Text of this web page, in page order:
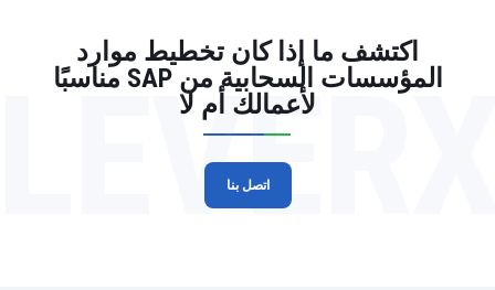
اكتشف ما إذا كان تخطيط موارد
المؤسسات السحابية من SAP مناسبًا
لأعمالك أم لا
اتصل بنا